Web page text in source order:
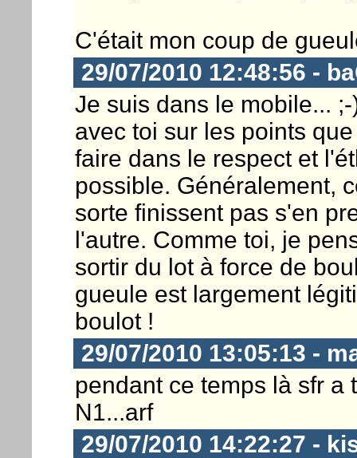
C'était mon coup de
29/07/2010 12:48:56 -
Je suis dans le mobile...
avec toi sur les points
faire dans le respect et
possible. Généralement,
sorte finissent pas s'en
l'autre. Comme toi, je
sortir du lot à force de
gueule est largement
boulot !
29/07/2010 13:05:13 -
pendant ce temps là sfr a
N1...arf
29/07/2010 14:22:27 -